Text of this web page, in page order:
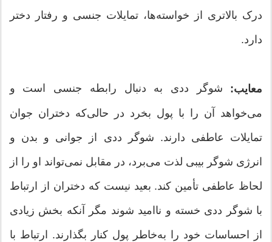
درک بالاتری از خواسته‌ها، تمایلات جنسی و رفتار دختر
دارد.
معایب: شوگر ددی به دنبال رابطه جنسی است و
می‌خواهد آن را با پول بخرد در حالی‌که دختران جوان
تمایلات عاطفی دارند. شوگر ددی از جوانی و بدن و
انرژی شوگر بیبی لذت می‌برد، در مقابل نمی‌تواند او را از
لحاظ عاطفی تأمین کند. بعید نیست که دختران از ارتباط
با شوگر ددی خسته و ناامید شوند مگر آنکه بخش زیادی
از احساسات خود را به‌خاطر پول کنار بگذارند. ارتباط با